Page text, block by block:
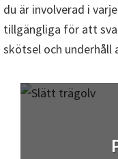
du är involverad i
tillgängliga för att
skötsel och underhåll